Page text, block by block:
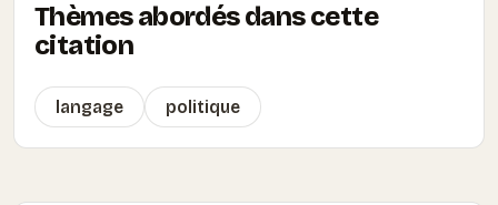
Thèmes abordés dans cette
citation
langage politique